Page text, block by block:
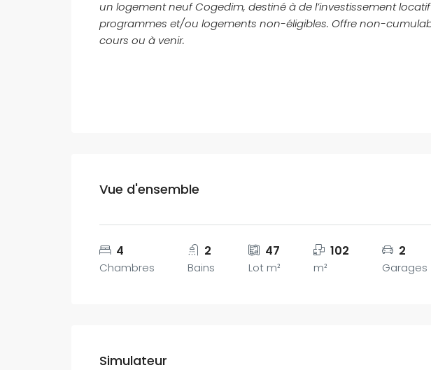
un logement neuf Cogedim, destiné à de l’investissement
programmes et/ou logements non-éligibles. Offre non-
cours ou à venir.
Vue d'ensemble
4
Chambres
2
Bains
47
Lot m²
102
m²
2
Garages
Simulateur